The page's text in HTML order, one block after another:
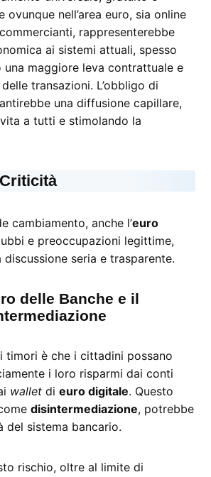
ovunque nell’area euro, sia online
rappresenterebbe
ai sistemi attuali, spesso
maggiore leva contrattuale e
transazioni. L’obbligo di
una diffusione capillare,
a tutti e stimolando la
cambiamento, anche l’euro
e preoccupazioni legittime,
discussione seria e trasparente.
delle Banche e il
timori è che i cittadini possano
i loro risparmi dai conti
wallet dieuro digitale. Questo
disintermediazione, potrebbe
del sistema bancario.
rischio, oltre al limite di